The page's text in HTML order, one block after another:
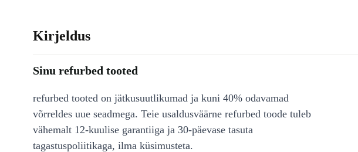
Kirjeldus
Sinu refurbed tooted
refurbed tooted on jätkusuutlikumad ja kuni 40% odavamad
võrreldes uue seadmega. Teie usaldusväärne refurbed toode tuleb
vähemalt 12-kuulise garantiiga ja 30-päevase tasuta
tagastuspoliitikaga, ilma küsimusteta.